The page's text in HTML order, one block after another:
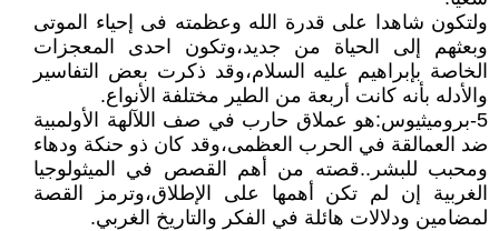
ولتكون شاهدا على قدرة الله وعظمته فى إحياء الموتى
وبعثهم إلى الحياة من جديد،وتكون احدى المعجزات
الخاصة بإبراهيم عليه السلام،وقد ذكرت بعض التفاسير
والأدله بأنه كانت أربعة من الطير مختلفة الأنواع.
5-بروميثيوس:هو عملاق حارب في صف اللآلهة الأولمبية
ضد العمالقة في الحرب العظمى،وقد كان ذو حنكة ودهاء
ومحبب للبشر..قصته من أهم القصص في الميثولوجيا
الغربية إن لم تكن أهمها على الإطلاق،وترمز القصة
لمضامين ودلالات هائلة في الفكر والتاريخ الغربي.